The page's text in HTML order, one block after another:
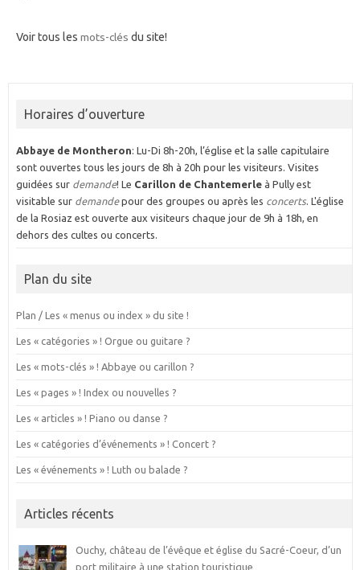
Voir tous les mots-clés du site!
Horaires d’ouverture
Abbaye de Montheron: Lu-Di 8h-20h, l’église et la salle capitulaire
sont ouvertes tous les jours de 8h à 20h pour les visiteurs. Visites
guidées sur demande! Le Carillon de Chantemerleà Pully est
visitable sur demandepour des groupes ou après les concerts. L'église
de la Rosiaz est ouverte aux visiteurs chaque jour de 9h à 18h, en
dehors des cultes ou concerts.
Plan du site
Plan / Les « menus ou index » du site !
Les « catégories » ! Orgue ou guitare ?
Les « mots-clés » ! Abbaye ou carillon ?
Les « pages » ! Index ou nouvelles ?
Les « articles » ! Piano ou danse ?
Les « catégories d’événements » ! Concert ?
Les « événements » ! Luth ou balade ?
Articles récents
Ouchy, château de l’évêque et église du Sacré-Coeur, d’un
port militaire à une station touristique